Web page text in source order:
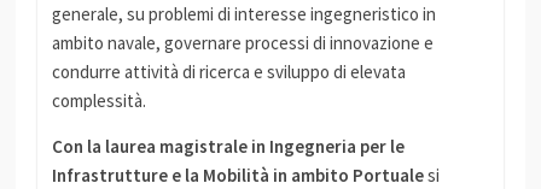
generale, su problemi di interesse ingegneristico in
ambito navale, governare processi di innovazione e
condurre attività di ricerca e sviluppo di elevata
complessità.
Con la laurea magistrale in Ingegneria per le
Infrastrutture e la Mobilità in ambito Portualesi